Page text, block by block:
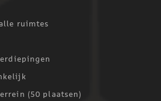
ruimtes
(50 plaatsen)